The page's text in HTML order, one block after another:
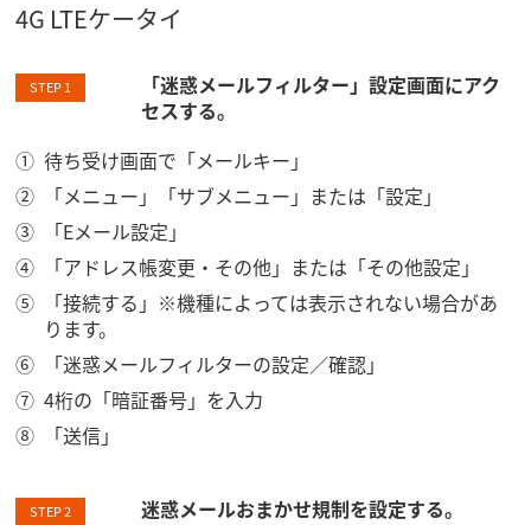
4G LTEケータイ
STEP 1
「迷惑メールフィルター」設定画面にアク
セスする。
待ち受け画面で「メールキー」
「メニュー」「サブメニュー」または「設定」
「Eメール設定」
「アドレス帳変更・その他」または「その他設定」
「接続する」※機種によっては表示されない場合があ
ります。
「迷惑メールフィルターの設定／確認」
4桁の「暗証番号」を入力
「送信」
STEP 2 迷惑メールおまかせ規制を設定する。